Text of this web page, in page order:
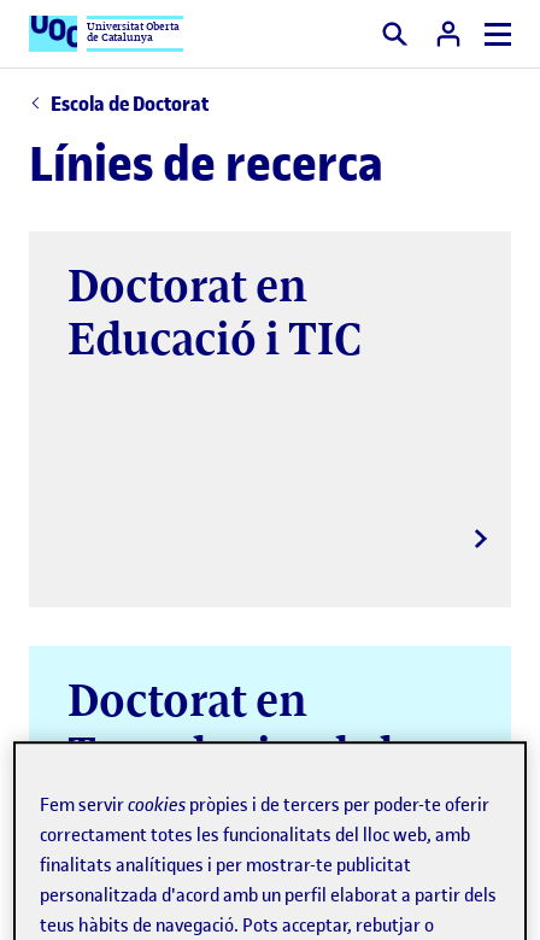
Universitat Oberta
de Catalunya Cercar
Escola de Doctorat
Línies de recerca
Doctorat en
Educació i TIC
Doctorat en
Tecnologies de la
Informació
Fem servircookies pròpies i de tercers per poder-te oferir
correctament totes les funcionalitats del lloc web, amb
finalitats analítiques i per mostrar-te publicitat
personalitzada d'acord amb un perfil elaborat a partir dels
teus hàbits de navegació. Pots acceptar, rebutjar o